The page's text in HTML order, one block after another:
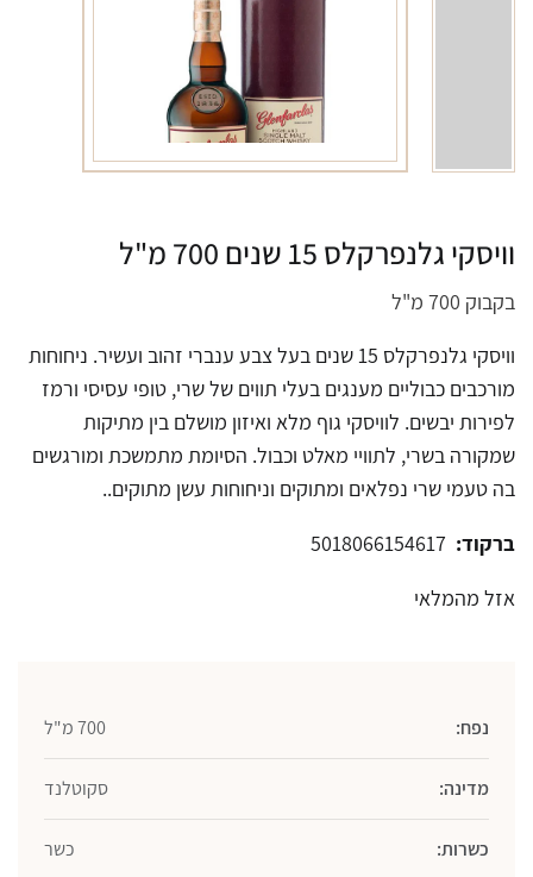
וויסקי גלנפרקלס 15 שנים 700 מ"ל
בקבוק 700 מ"ל
וויסקי גלנפרקלס 15 שנים בעל צבע ענברי זהוב ועשיר. ניחוחות
מורכבים כבוליים מענגים בעלי תווים של שרי, טופי עסיסי ורמז
לפירות יבשים. לוויסקי גוף מלא ואיזון מושלם בין מתיקות
שמקורה בשרי, לתוויי מאלט וכבול. הסיומת מתמשכת ומורגשים
בה טעמי שרי נפלאים ומתוקים וניחוחות עשן מתוקים..
ברקוד:
אזל מהמלאי
נפח: 700 מ"ל
מדינה: סקוטלנד
כשרות: כשר